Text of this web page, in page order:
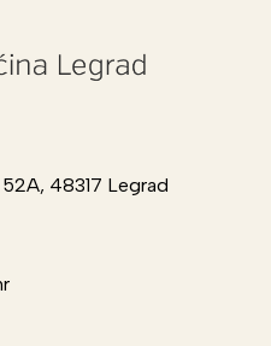
48317 Legrad